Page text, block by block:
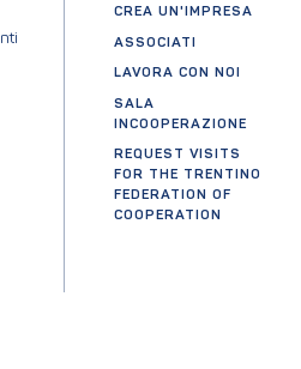
CREA UN'IMPRESA
ASSOCIATI
LAVORA CON NOI
SALA
INCOOPERAZIONE
REQUEST VISITS
FOR THE TRENTINO
FEDERATION OF
COOPERATION